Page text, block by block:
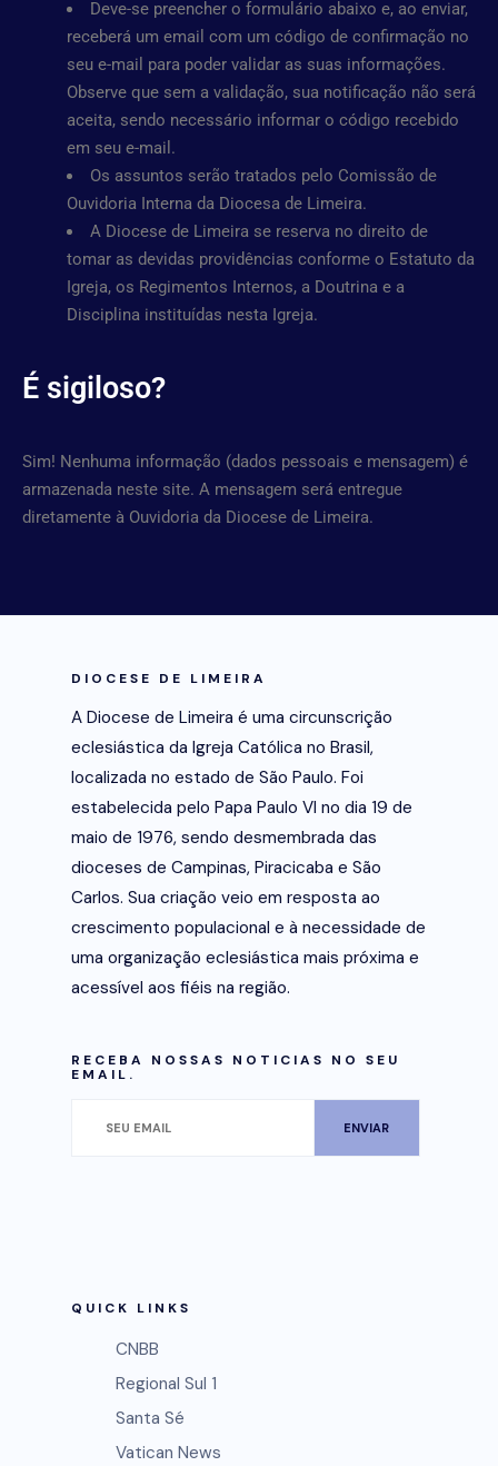
Deve-se preencher o formulário abaixo e, ao enviar,
receberá um email com um código de confirmação no
seu e-mail para poder validar as suas informações.
Observe que sem a validação, sua notificação não será
aceita, sendo necessário informar o código recebido
em seu e-mail.
Os assuntos serão tratados pelo Comissão de
Ouvidoria Interna da Diocesa de Limeira.
A Diocese de Limeira se reserva no direito de
tomar as devidas providências conforme o Estatuto da
Igreja, os Regimentos Internos, a Doutrina e a
Disciplina instituídas nesta Igreja.
É sigiloso?
Sim! Nenhuma informação (dados pessoais e mensagem) é
armazenada neste site. A mensagem será entregue
diretamente à Ouvidoria da Diocese de Limeira.
DIOCESE DE LIMEIRA
A Diocese de Limeira é uma circunscrição
eclesiástica da Igreja Católica no Brasil,
localizada no estado de São Paulo. Foi
estabelecida pelo Papa Paulo VI no dia 19 de
maio de 1976, sendo desmembrada das
dioceses de Campinas, Piracicaba e São
Carlos. Sua criação veio em resposta ao
crescimento populacional e à necessidade de
uma organização eclesiástica mais próxima e
acessível aos fiéis na região.
RECEBA NOSSAS NOTICIAS NO SEU
EMAIL.
QUICK LINKS
CNBB
Regional Sul 1
Santa Sé
Vatican News